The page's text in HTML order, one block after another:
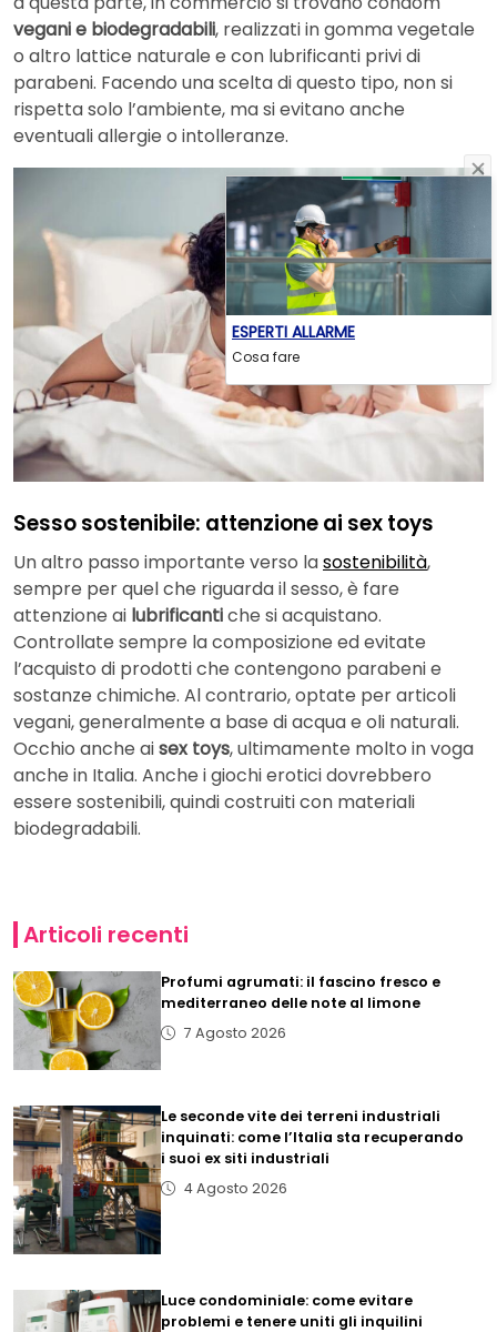
vegani e biodegradabili, realizzati in gomma vegetale
o altro lattice naturale e con lubrificanti privi di
parabeni. Facendo una scelta di questo tipo, non si
rispetta solo l’ambiente, ma si evitano anche
eventuali allergie o intolleranze.
Sesso sostenibile: attenzione ai sex toys
Un altro passo importante verso lasostenibilità,
sempre per quel che riguarda il sesso, è fare
attenzione ai lubrificantiche si acquistano.
Controllate sempre la composizione ed evitate
l’acquisto di prodotti che contengono parabeni e
sostanze chimiche. Al contrario, optate per articoli
vegani, generalmente a base di acqua e oli naturali.
Occhio anche aisex toys, ultimamente molto in voga
anche in Italia. Anche i giochi erotici dovrebbero
essere sostenibili, quindi costruiti con materiali
biodegradabili.
Articoli recenti
Profumi agrumati: il fascino fresco e
mediterraneo delle note al limone
7 Agosto 2026
Le seconde vite dei terreni industriali
inquinati: come l’Italia sta recuperando
i suoi ex siti industriali
4 Agosto 2026
Luce condominiale: come evitare
problemi e tenere uniti gli inquilini
ESPERTI ALLARME
Cosa fare